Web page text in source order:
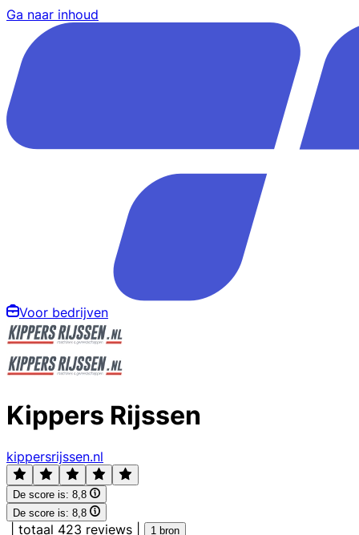
Ga naar inhoud
Voor bedrijven
Kippers Rijssen
kippersrijssen.nl
De score is: 8,8
De score is: 8,8
totaal 423 reviews 1 bron